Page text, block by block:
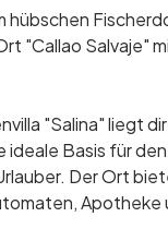
"Callao Salvaje"
"Salina" liegt
ideale Basis für
Der Ort